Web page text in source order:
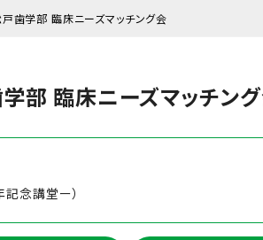
歯学部 臨床ニーズマッチング会
部 臨床ニーズマッチン
念講堂ー）